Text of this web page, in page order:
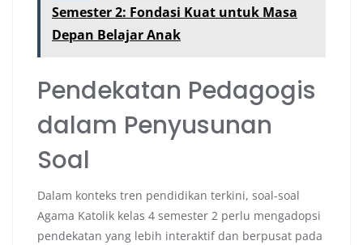
Semester 2: Fondasi Kuat untuk Masa
Depan Belajar Anak
Pendekatan Pedagogis
dalam Penyusunan
Soal
Dalam konteks tren pendidikan terkini, soal-soal
Agama Katolik kelas 4 semester 2 perlu mengadopsi
pendekatan yang lebih interaktif dan berpusat pada